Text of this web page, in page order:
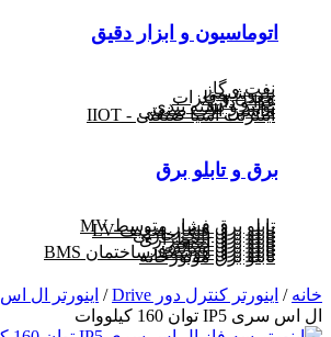
اتوماسیون و ابزار دقیق
نفت و گاز
پتروشیمی
معدن و فلزات
غذا و دارو
تولید و بسته بندی
ماشین آلات صنعتی
اینترنت اشیا صنعتی - IIOT
برق و تابلو برق
تابلو برق فشار متوسط MV
تابلو برق فشار ضعیف LV
تابلو برق بانک خازنی
تابلو برق اضطراری
تابلو برق صنعتی
تابلو برق آسانسور
تابلو برق هوشمند ساختمان BMS
تابلو برق موتورخانه
خانه / اینورتر کنترل دور Drive / اینورتر ال اس LS
ال اس سری IP5 توان 160 کیلووات